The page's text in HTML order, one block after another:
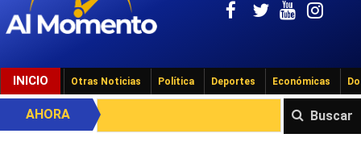
INICIO Otras Noticias Política Deportes Económicas
Buscar
AHORA